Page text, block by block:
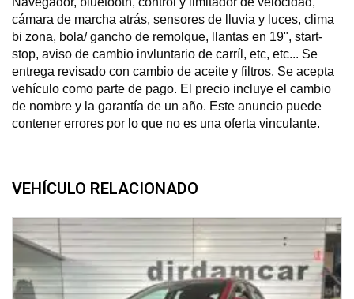
cámara de marcha atrás, sensores de lluvia y luces, clima
bi zona, bola/ gancho de remolque, llantas en 19", start-
stop, aviso de cambio invluntario de carríl, etc, etc... Se
entrega revisado con cambio de aceite y filtros. Se acepta
vehículo como parte de pago. El precio incluye el cambio
de nombre y la garantía de un año. Este anuncio puede
contener errores por lo que no es una oferta vinculante.
VEHÍCULO RELACIONADO